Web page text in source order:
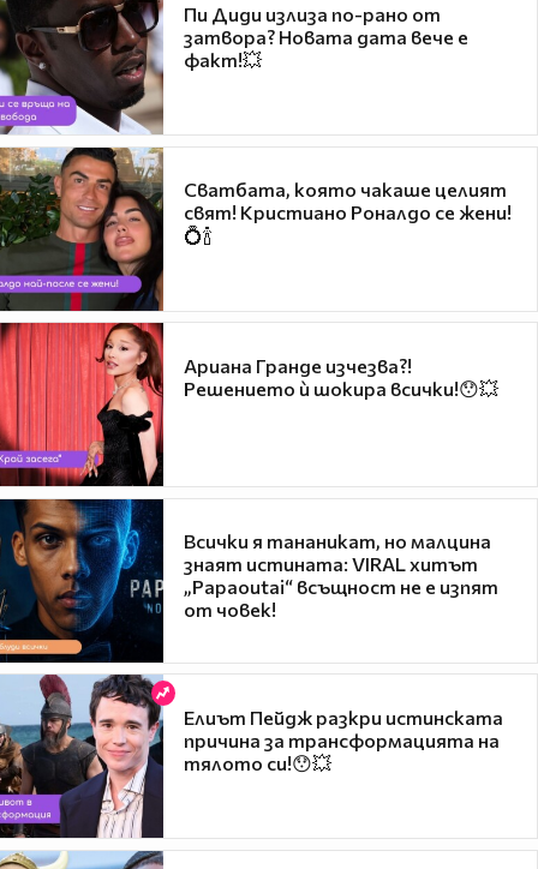
Пи Диди излиза по-рано от
затвора? Новата дата вече е
факт!💥
Сватбата, която чакаше целият
свят! Кристиано Роналдо се жени!
💍🍾
Ариана Гранде изчезва?!
Решението ѝ шокира всички!😯💥
Всички я тананикат, но малцина
знаят истината: VIRAL хитът
„Papaoutai“ всъщност не е изпят
от човек!
Елиът Пейдж разкри истинската
причина за трансформацията на
тялото си!😯💥